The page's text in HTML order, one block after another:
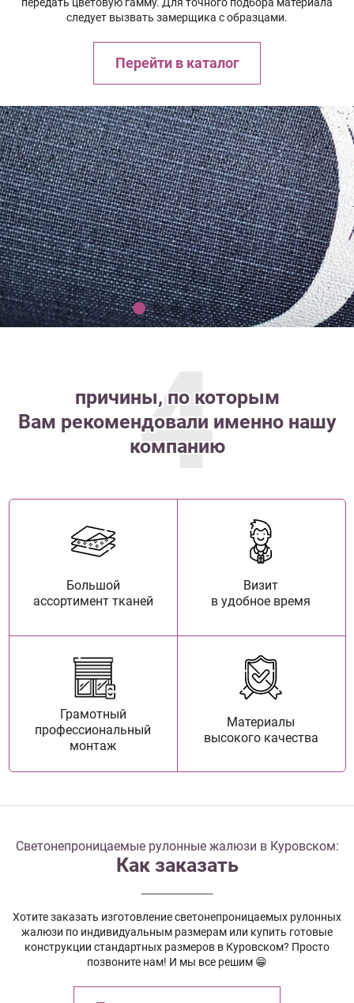
следует вызвать замерщика с образцами.
Перейти в каталог
4
причины, по которым
Вам рекомендовали именно нашу
компанию
Большой
ассортимент тканей
Визит
в удобное время
Грамотный
профессиональный
монтаж
Материалы
высокого качества
Светонепроницаемые рулонные жалюзи в Куровском:
Как заказать
Хотите заказать изготовление светонепроницаемых рулонных
жалюзи по индивидуальным размерам или купить готовые
конструкции стандартных размеров в Куровском? Просто
позвоните нам! И мы все решим 😁